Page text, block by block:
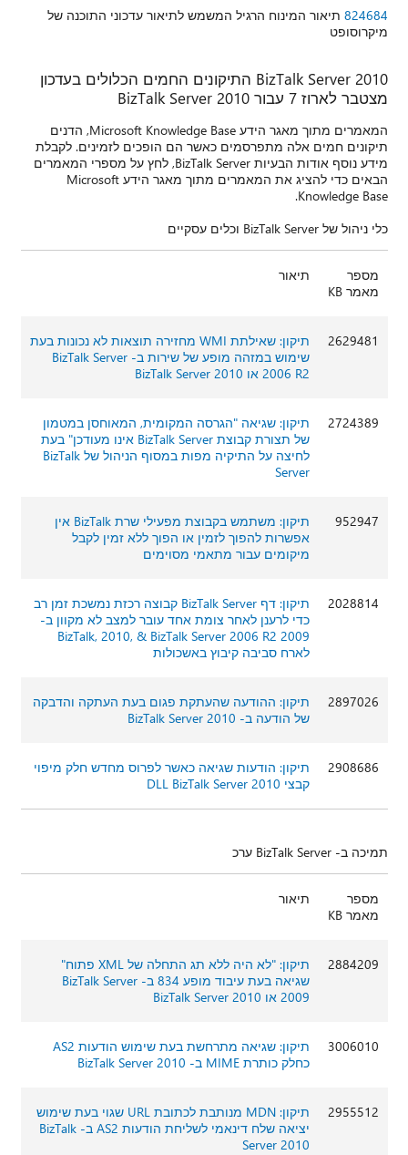
824684 תיאור המינוח הרגיל המשמש לתיאור עדכוני התוכנה של
מיקרוסופט
BizTalk Server 2010 התיקונים החמים הכלולים בעדכון
מצטבר לארוז 7 עבור BizTalk Server 2010
המאמרים מתוך מאגר הידע Microsoft Knowledge Base, הדנים
תיקונים חמים אלה מתפרסמים כאשר הם הופכים לזמינים. לקבלת
מידע נוסף אודות הבעיות BizTalk Server, לחץ על מספרי המאמרים
הבאים כדי להציג את המאמרים מתוך מאגר הידע Microsoft
Knowledge Base.
כלי ניהול של BizTalk Server וכלים עסקיים
מספר
מאמר KB
תיאור
2629481
תיקון: שאילתת WMI מחזירה תוצאות לא נכונות בעת
שימוש במזהה מופע של שירות ב- BizTalk Server
2006 R2 או BizTalk Server 2010
2724389
תיקון: שגיאה "הגרסה המקומית, המאוחסן במטמון
של תצורת קבוצת BizTalk Server אינו מעודכן" בעת
לחיצה על התיקיה מפות במסוף הניהול של BizTalk
Server
952947
תיקון: משתמש בקבוצת מפעילי שרת BizTalk אין
אפשרות להפוך לזמין או הפוך ללא זמין לקבל
מיקומים עבור מתאמי מסוימים
2028814
תיקון: דף BizTalk Server קבוצה רכזת נמשכת זמן רב
כדי לרענן לאחר צומת אחד עובר למצב לא מקוון ב-
2009 BizTalk, 2010, & BizTalk Server 2006 R2
לארח סביבה קיבוץ באשכולות
2897026
תיקון: ההודעה שהעתקת פגום בעת העתקה והדבקה
של הודעה ב- BizTalk Server 2010
2908686
תיקון: הודעות שגיאה כאשר לפרוס מחדש חלק מיפוי
קבצי DLL BizTalk Server 2010
תמיכה ב- BizTalk Server ערכ
מספר
מאמר KB
תיאור
2884209
תיקון: "לא היה ללא תג התחלה של XML פתוח"
שגיאה בעת עיבוד מופע 834 ב- BizTalk Server
2009 או BizTalk Server 2010
3006010
תיקון: שגיאה מתרחשת בעת שימוש הודעות AS2
כחלק כותרת MIME ב- BizTalk Server 2010
2955512
תיקון: MDN מנותבת לכתובת URL שגוי בעת שימוש
יציאה שלח דינאמי לשליחת הודעות AS2 ב- BizTalk
Server 2010